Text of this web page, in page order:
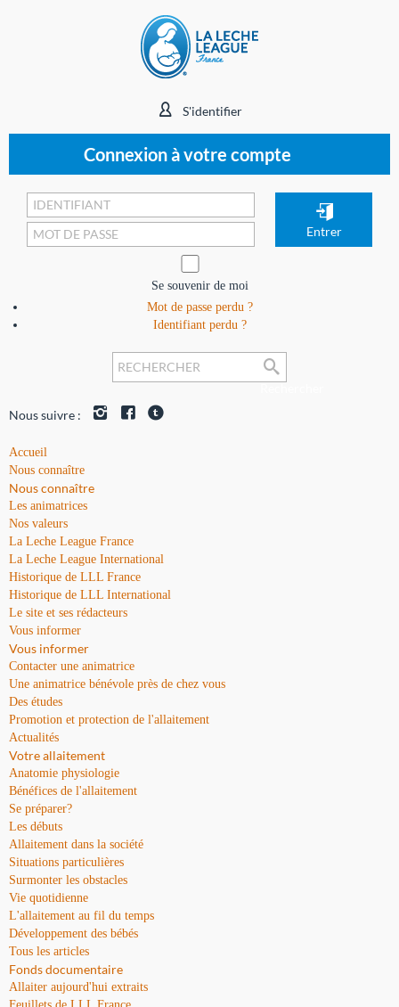
S'identifier
Connexion à votre compte
Se souvenir de moi
Mot de passe perdu ?
Identifiant perdu ?
Nous suivre :
Accueil
Nous connaître
Nous connaître
Les animatrices
Nos valeurs
La Leche League France
La Leche League International
Historique de LLL France
Historique de LLL International
Le site et ses rédacteurs
Vous informer
Vous informer
Contacter une animatrice
Une animatrice bénévole près de chez vous
Des études
Promotion et protection de l'allaitement
Actualités
Votre allaitement
Anatomie physiologie
Bénéfices de l'allaitement
Se préparer?
Les débuts
Allaitement dans la société
Situations particulières
Surmonter les obstacles
Vie quotidienne
L'allaitement au fil du temps
Développement des bébés
Tous les articles
Fonds documentaire
Allaiter aujourd'hui extraits